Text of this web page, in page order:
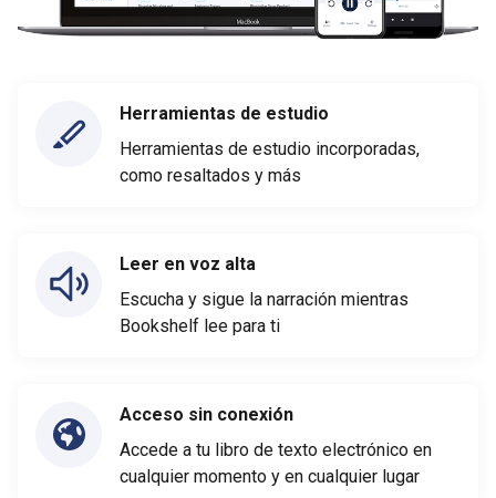
Herramientas de estudio
Herramientas de estudio incorporadas,
como resaltados y más
Leer en voz alta
Escucha y sigue la narración mientras
Bookshelf lee para ti
Acceso sin conexión
Accede a tu libro de texto electrónico en
cualquier momento y en cualquier lugar